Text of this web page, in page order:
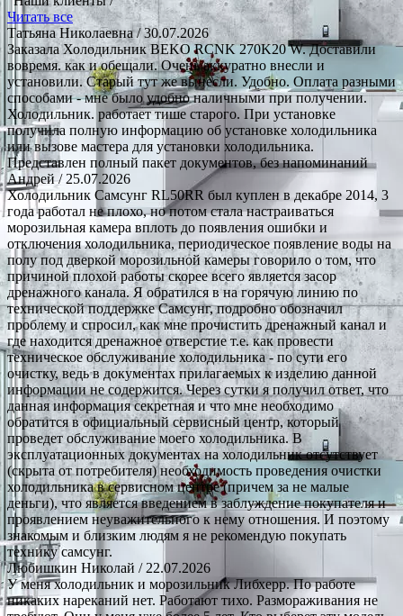
Читать все
Татьяна Николаевна/ 30.07.2026
Заказала Холодильник BEKO RCNK 270K20 W. Доставили
вовремя. как и обещали. Очень аккуратно внесли и
установили. Старый тут же вынесли. Удобно. Оплата разными
способами - мне было удобно наличными при получении.
Холодильник. работает тише старого. При установке
получила полную информацию об установке холодильника
или вызове мастера для установки холодильника.
Представлен полный пакет документов, без напоминаний
Андрей/ 25.07.2026
Холодильник Самсунг RL50RR был куплен в декабре 2014, 3
года работал не плохо, но потом стала настраиваться
морозильная камера вплоть до появления ошибки и
отключения холодильника, периодическое появление воды на
полу под дверкой морозильной камеры говорило о том, что
причиной плохой работы скорее всего является засор
дренажного канала. Я обратился в на горячую линию по
технической поддержке Самсунг, подробно обозначил
проблему и спросил, как мне прочистить дренажный канал и
где находится дренажное отверстие т.е. как провести
техническое обслуживание холодильника - по сути его
очистку, ведь в документах прилагаемых к изделию данной
информации не содержится. Через сутки я получил ответ, что
данная информация секретная и что мне необходимо
обратится в официальный сервисный центр, который
проведет обслуживание моего холодильника. В
эксплуатационных документах на холодильник отсутствует
(скрыта от потребителя) необходимость проведения очистки
холодильника в сервисном центре (причем за не малые
деньги), что является введением в заблуждение покупателя и
проявлением неуважительного к нему отношения. И поэтому
знакомым и близким людям я не рекомендую покупать
технику самсунг.
Любишкин Николай / 22.07.2026
У меня холодильник и морозильник Либхерр. По работе
никаких нареканий нет. Работают тихо. Размораживания не